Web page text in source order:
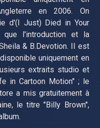
en 2006. On
d'(I Just) Died in Your
que l'introduction et la
& B.Devotion. Il est
uniquement en
extraits studio et
in Cartoon Motion" ; le
a mis gratuitement à
le titre "Billy Brown",